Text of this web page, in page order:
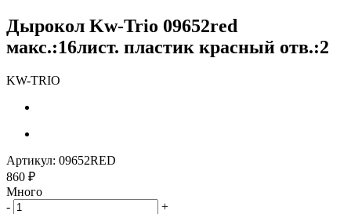
Дырокол Kw-Trio 09652red
макс.:16лист. пластик красный отв.:2
KW-TRIO
Артикул: 09652RED
860 ₽
Много
-
+